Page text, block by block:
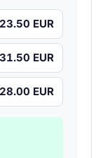
EUR
EUR
EUR